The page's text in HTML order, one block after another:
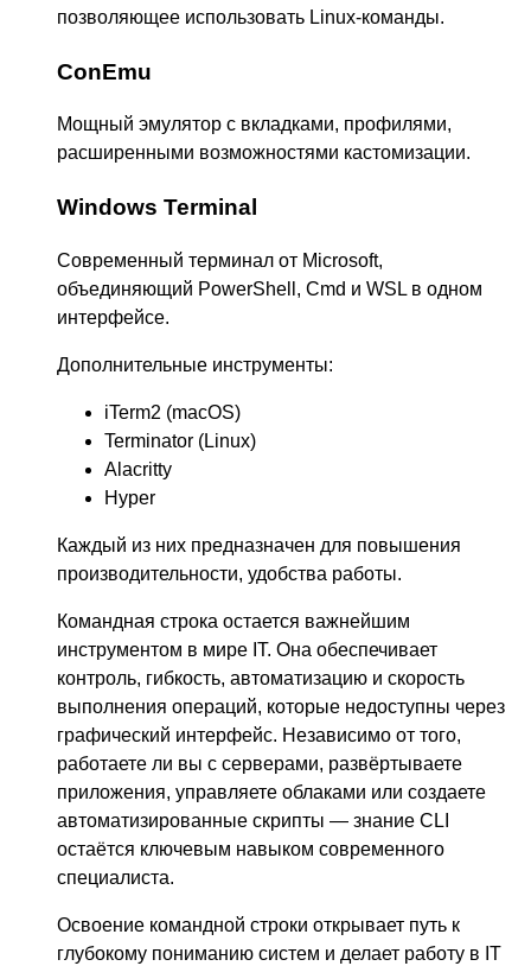
позволяющее использовать Linux-команды.
ConEmu
Мощный эмулятор с вкладками, профилями,
расширенными возможностями кастомизации.
Windows Terminal
Современный терминал от Microsoft,
объединяющий PowerShell, Cmd и WSL в одном
интерфейсе.
Дополнительные инструменты:
iTerm2 (macOS)
Terminator (Linux)
Alacritty
Hyper
Каждый из них предназначен для повышения
производительности, удобства работы.
Командная строка остается важнейшим
инструментом в мире IT. Она обеспечивает
контроль, гибкость, автоматизацию и скорость
выполнения операций, которые недоступны через
графический интерфейс. Независимо от того,
работаете ли вы с серверами, развёртываете
приложения, управляете облаками или создаете
автоматизированные скрипты — знание CLI
остаётся ключевым навыком современного
специалиста.
Освоение командной строки открывает путь к
глубокому пониманию систем и делает работу в IT